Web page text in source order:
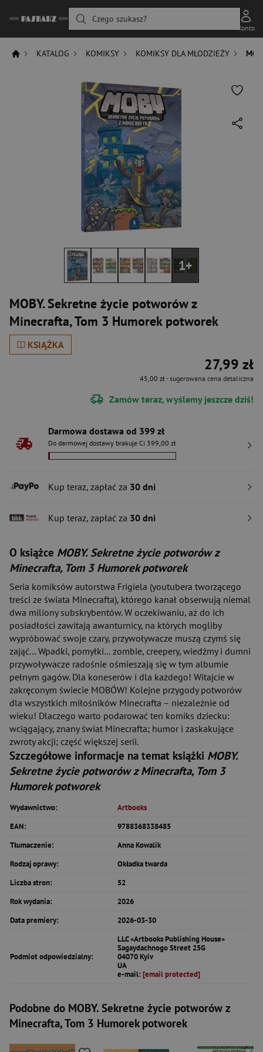
Czego szukasz?
Konto
KATALOG KOMIKSY KOMIKSY DLA MŁODZIEŻY
MOBY. Sekretne życie potworów z
Minecrafta, Tom 3 Humorek potworek
KSIĄŻKA
1+
27,99 zł
45,00 zł- sugerowana cena detaliczna
Zamów teraz, wyślemy jeszcze dziś!
Darmowa dostawa od 399 zł
Do darmowej dostawy brakuje Ci 399,00 zł
Kup teraz, zapłać za 30 dni
Kup teraz, zapłać za 30 dni
O książce MOBY. Sekretne życie potworów z
Minecrafta, Tom 3 Humorek potworek
Seria komiksów autorstwa Frigiela (youtubera tworzącego
treści ze świata Minecrafta), którego kanał obserwują niemal
dwa miliony subskrybentów. W oczekiwaniu, aż do ich
posiadłości zawitają awanturnicy, na których mogliby
wypróbować swoje czary, przywoływacze muszą czymś się
zająć… Wpadki, pomyłki… zombie, creepery, wiedźmy i dumni
przywoływacze radośnie ośmieszają się w tym albumie
pełnym gagów. Dla koneserów i dla każdego! Witajcie w
zakręconym świecie MOBÓW! Kolejne przygody potworów
dla wszystkich miłośników Minecrafta – niezależnie od
wieku! Dlaczego warto podarować ten komiks dziecku:
wciągający, znany świat Minecrafta; humor i zaskakujące
zwroty akcji; część większej serii.
Szczegółowe informacje na temat książki MOBY.
Sekretne życie potworów z Minecrafta, Tom 3
Humorek potworek
Wydawnictwo:
Artbooks
EAN:
9788368338485
Tłumaczenie:
Anna Kowalik
Rodzaj oprawy:
Okładka twarda
Liczba stron:
52
Rok wydania:
2026
Data premiery:
2026-03-30
Podmiot odpowiedzialny:
LLC «Artbooks Publishing House»
Sagaydachnogo Street 25G
04070 Kyiv
UA
e-mail: [email protected]
Podobne do MOBY. Sekretne życie potworów z
Minecrafta, Tom 3 Humorek potworek